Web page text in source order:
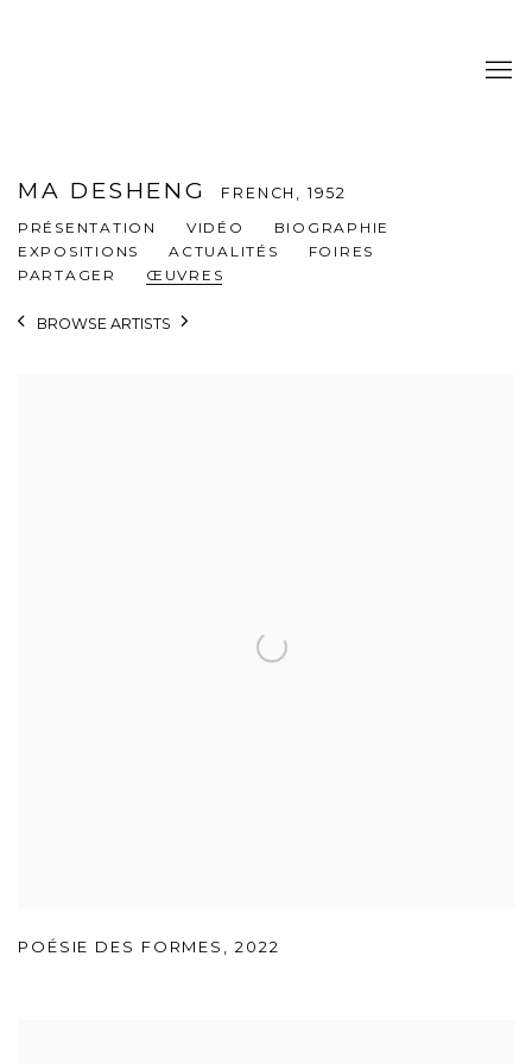
MA DESHENG FRENCH, 1952
PRÉSENTATION
VIDÉO
BIOGRAPHIE
EXPOSITIONS
ACTUALITÉS
FOIRES
PARTAGER
ŒUVRES
BROWSE ARTISTS
POÉSIE DES FORMES , 2022